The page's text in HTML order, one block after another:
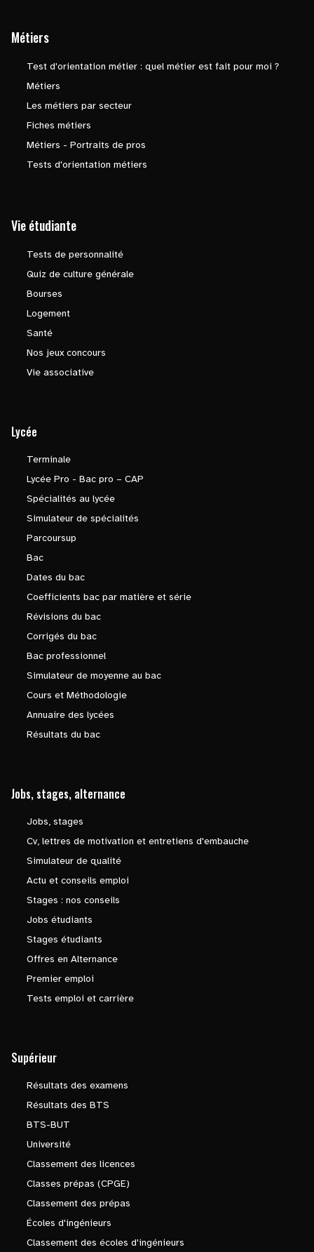
Métiers
Test d'orientation métier : quel métier est fait pour moi ?
Métiers
Les métiers par secteur
Fiches métiers
Métiers - Portraits de pros
Tests d'orientation métiers
Vie étudiante
Tests de personnalité
Quiz de culture générale
Bourses
Logement
Santé
Nos jeux concours
Vie associative
Lycée
Terminale
Lycée Pro - Bac pro – CAP
Spécialités au lycée
Simulateur de spécialités
Parcoursup
Bac
Dates du bac
Coefficients bac par matière et série
Révisions du bac
Corrigés du bac
Bac professionnel
Simulateur de moyenne au bac
Cours et Méthodologie
Annuaire des lycées
Résultats du bac
Jobs, stages, alternance
Jobs, stages
Cv, lettres de motivation et entretiens d'embauche
Simulateur de qualité
Actu et conseils emploi
Stages : nos conseils
Jobs étudiants
Stages étudiants
Offres en Alternance
Premier emploi
Tests emploi et carrière
Supérieur
Résultats des examens
Résultats des BTS
BTS-BUT
Université
Classement des licences
Classes prépas (CPGE)
Classement des prépas
Écoles d'ingénieurs
Classement des écoles d'ingénieurs